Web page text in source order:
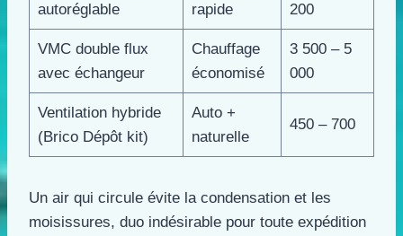
autoréglable
rapide
200
VMC double flux
avec échangeur
Chauffage
économisé
3 500 – 5
000
Ventilation hybride
(Brico Dépôt kit)
Auto +
naturelle
450 – 700
Un air qui circule évite la condensation et les
moisissures, duo indésirable pour toute expédition